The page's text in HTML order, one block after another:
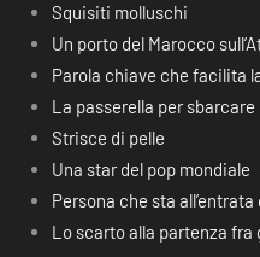
Squisiti molluschi
Un porto del Marocco
Parola chiave che facilita
La passerella per sbarcare
Strisce di pelle
Una star del pop mondiale
Persona che sta
Lo scarto alla partenza fra